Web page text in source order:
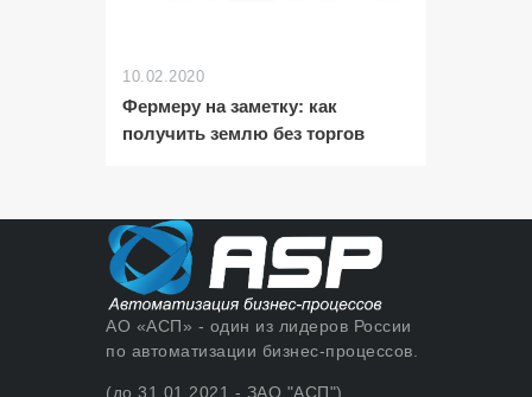
10.02.2020
Фермеру на заметку: как
получить землю без торгов
АО «АСП» - один из лидеров России
по автоматизации бизнес-процессов.
(до 31.01.2021 - ЗАО "АСП")